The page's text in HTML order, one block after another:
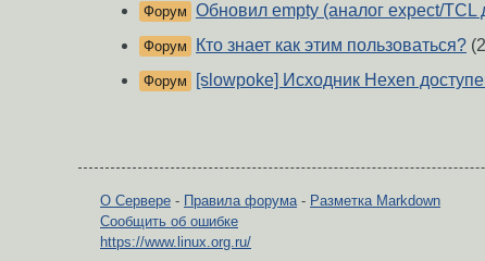
Форум Обновил empty (аналог expect/TCL
Форум Кто знает как этим пользоваться?
Форум [slowpoke] Исходник Hexen
О Сервере - Правила форума- Разметка Markdown
Сообщить об ошибке
https://www.linux.org.ru/